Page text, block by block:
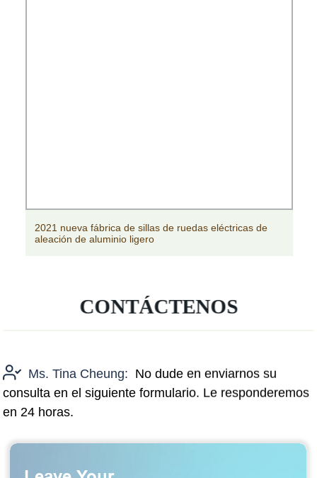
2021 nueva fábrica de sillas de ruedas eléctricas de
aleación de aluminio ligero
CONTÁCTENOS
Ms. Tina Cheung: No dude en enviarnos su
consulta en el siguiente formulario. Le responderemos
en 24 horas.